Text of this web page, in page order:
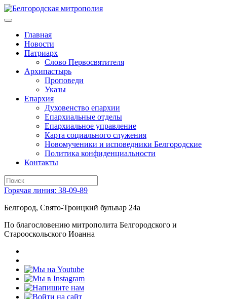
Главная
Новости
Патриарх
Слово Первосвятителя
Архипастырь
Проповеди
Указы
Епархия
Духовенство епархии
Епархиальные отделы
Епархиальное управление
Карта социального служения
Новомученики и исповедники Белгородские
Политика конфиденциальности
Контакты
Горячая линия: 38-09-89
Белгород, Свято-Троицкий бульвар 24а
По благословению митрополита Белгородского и
Старооскольского Иоанна